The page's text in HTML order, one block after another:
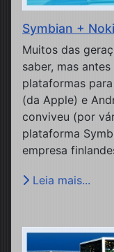
Symbian +
Muitos das
saber, mas
plataformas
(da Apple) e
conviveu (por
plataforma
empresa
Leia mais...